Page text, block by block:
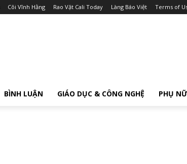
Cõi Vĩnh Hằng Rao Vặt Cali Today Làng Báo Việt Terms of
BÌNH LUẬN GIÁO DỤC & CÔNG NGHỆ PHỤ NỮ